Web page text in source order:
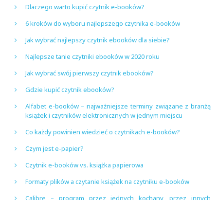
Dlaczego warto kupić czytnik e-booków?
6 kroków do wyboru najlepszego czytnika e-booków
Jak wybrać najlepszy czytnik ebooków dla siebie?
Najlepsze tanie czytniki ebooków w 2020 roku
Jak wybrać swój pierwszy czytnik ebooków?
Gdzie kupić czytnik ebooków?
Alfabet e-booków – najważniejsze terminy związane z branżą
książek i czytników elektronicznych w jednym miejscu
Co każdy powinien wiedzieć o czytnikach e-booków?
Czym jest e-papier?
Czytnik e-booków vs. książka papierowa
Formaty plików a czytanie książek na czytniku e-booków
Calibre – program przez jednych kochany, przez innych